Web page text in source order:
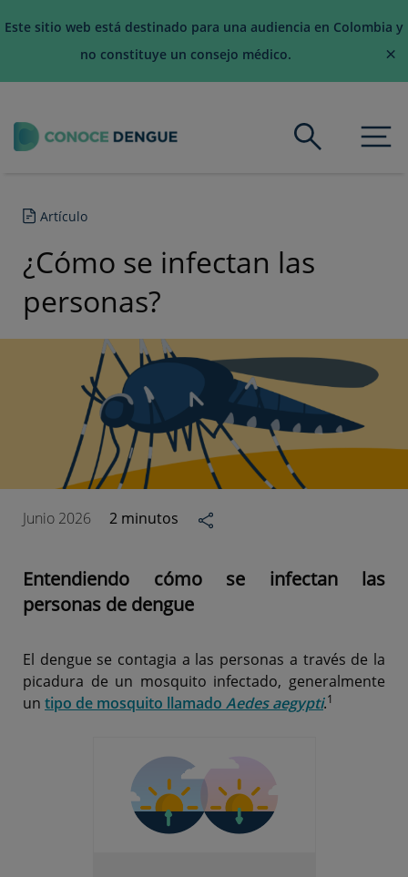
Este sitio web está destinado para una audiencia en Colombia y
no constituye un consejo médico.
×
Artículo
¿Cómo se infectan las
personas?
Junio 2026 2 minutos
Entendiendo cómo se infectan las
personas de dengue
El dengue se contagia a las personas a través de la
picadura de un mosquito infectado, generalmente
un tipo de mosquito llamado Aedes aegypti.1